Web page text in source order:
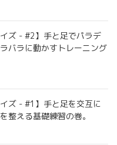
ズ - #2】手と足でパラデ
バラに動かすトレーニング
ズ - #1】手と足を交互に
整える基礎練習の巻。